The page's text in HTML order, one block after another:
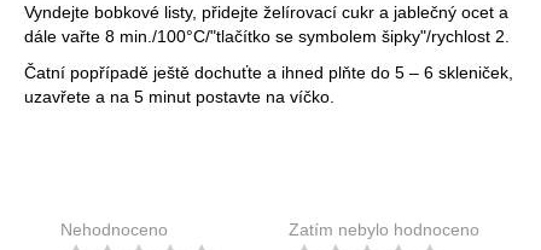
Vyndejte bobkové listy, přidejte želírovací cukr a jablečný ocet a
dále vařte 8 min./100°C/"tlačítko se symbolem šipky"/rychlost 2.
Čatní popřípadě ještě dochuťte a ihned plňte do 5 – 6 skleniček,
uzavřete a na 5 minut postavte na víčko.
Nehodnoceno Zatím nebylo hodnoceno